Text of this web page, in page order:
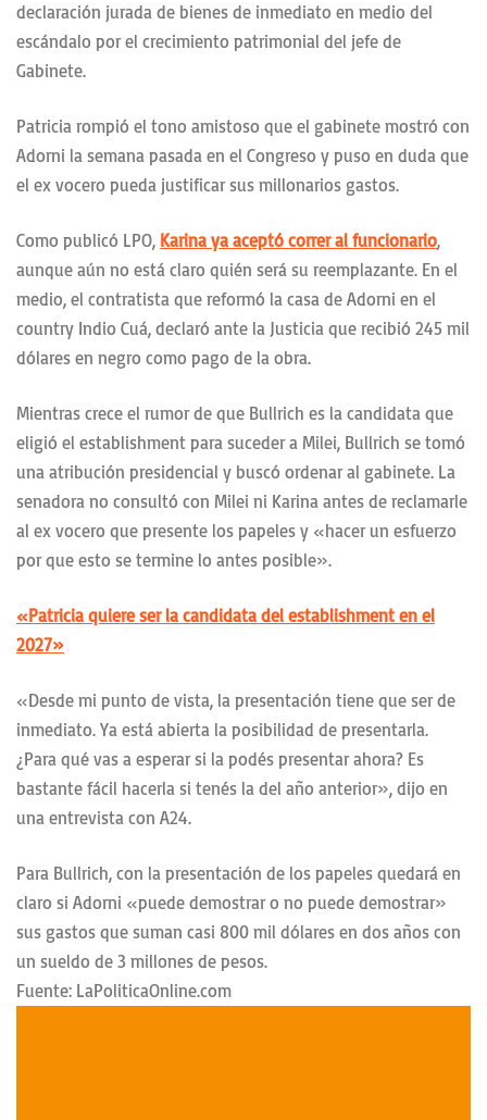
declaración jurada de bienes de inmediato en medio del
escándalo por el crecimiento patrimonial del jefe de
Gabinete.
Patricia rompió el tono amistoso que el gabinete mostró con
Adorni la semana pasada en el Congreso y puso en duda que
el ex vocero pueda justificar sus millonarios gastos.
Como publicó LPO, Karina ya aceptó correr al funcionario,
aunque aún no está claro quién será su reemplazante. En el
medio, el contratista que reformó la casa de Adorni en el
country Indio Cuá, declaró ante la Justicia que recibió 245 mil
dólares en negro como pago de la obra.
Mientras crece el rumor de que Bullrich es la candidata que
eligió el establishment para suceder a Milei, Bullrich se tomó
una atribución presidencial y buscó ordenar al gabinete. La
senadora no consultó con Milei ni Karina antes de reclamarle
al ex vocero que presente los papeles y «hacer un esfuerzo
por que esto se termine lo antes posible».
«Patricia quiere ser la candidata del establishment en el
2027»
«Desde mi punto de vista, la presentación tiene que ser de
inmediato. Ya está abierta la posibilidad de presentarla.
¿Para qué vas a esperar si la podés presentar ahora? Es
bastante fácil hacerla si tenés la del año anterior», dijo en
una entrevista con A24.
Para Bullrich, con la presentación de los papeles quedará en
claro si Adorni «puede demostrar o no puede demostrar»
sus gastos que suman casi 800 mil dólares en dos años con
un sueldo de 3 millones de pesos.
Fuente: LaPoliticaOnline.com